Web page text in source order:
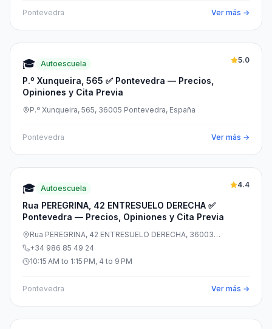
Pontevedra Ver más →
🎓 Autoescuela
P.º Xunqueira, 565 ✅ Pontevedra — Precios,
Opiniones y Cita Previa
5.0
P.º Xunqueira, 565, 36005 Pontevedra, España
Pontevedra Ver más →
🎓 Autoescuela
Rua PEREGRINA, 42 ENTRESUELO DERECHA ✅
Pontevedra — Precios, Opiniones y Cita Previa
4.4
Rua PEREGRINA, 42 ENTRESUELO DERECHA, 36003
Pontevedra, España
+34 986 85 49 24
10:15 AM to 1:15 PM, 4 to 9 PM
Pontevedra Ver más →